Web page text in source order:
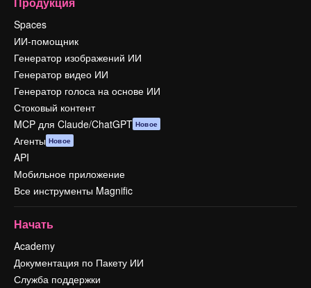
Spaces
ИИ-помощник
Генератор изображений ИИ
Генератор видео ИИ
Генератор голоса на основе ИИ
Стоковый контент
MCP для Claude/ChatGPT Новое
Агенты Новое
API
Мобильное приложение
Все инструменты Magnific
Начать
Academy
Документация по Пакету ИИ
Служба поддержки